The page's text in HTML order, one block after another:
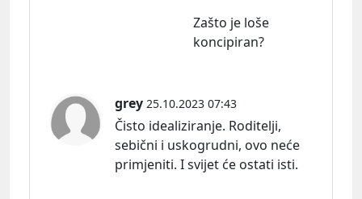
Zašto je loše
koncipiran?
grey 25.10.2023 07:43
Čisto idealiziranje. Roditelji,
sebični i uskogrudni, ovo neće
primjeniti. I svijet će ostati isti.